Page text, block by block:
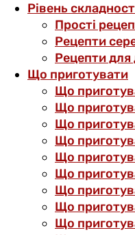
Рівень
Прості
Рецепти
Рецепти для
Що приготувати
Що
Що
Що
Що
Що
Що
Що
Що
Що